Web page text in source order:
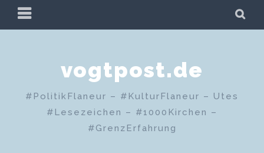
Zum
PRIMÄRES
MENÜ
vogtpost.de
#PolitikFlaneur – #KulturFlaneur – Utes
#Lesezeichen – #1000Kirchen –
#GrenzErfahrung